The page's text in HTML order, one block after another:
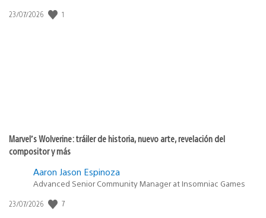
Fecha
23/07/2026 1
Marvel’s Wolverine: tráiler de historia, nuevo arte, revelación del
compositor y más
Aaron Jason Espinoza
Advanced Senior Community Manager at Insomniac Games
Fecha
23/07/2026 7